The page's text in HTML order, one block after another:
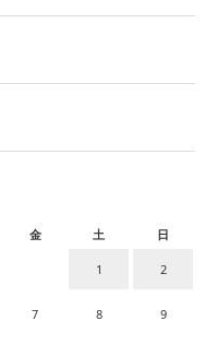
金 土 日
1 2
7 8 9